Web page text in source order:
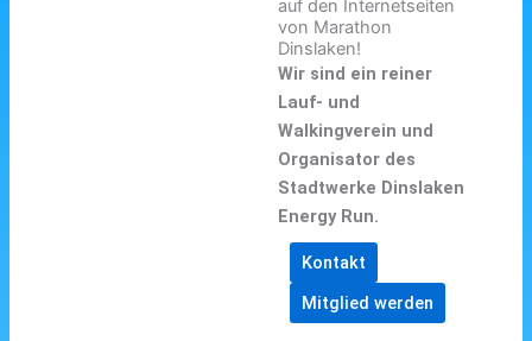
auf den Internetseiten
von Marathon
Dinslaken!
Wir sind ein reiner
Lauf- und
Walkingverein und
Organisator des
Stadtwerke Dinslaken
Energy Run.
Kontakt
Mitglied werden